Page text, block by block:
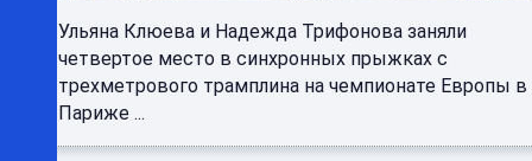
Ульяна Клюева и Надежда Трифонова заняли
четвертое место в синхронных прыжках с
трехметрового трамплина на чемпионате Европы в
Париже ...